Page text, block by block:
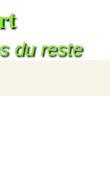
du reste